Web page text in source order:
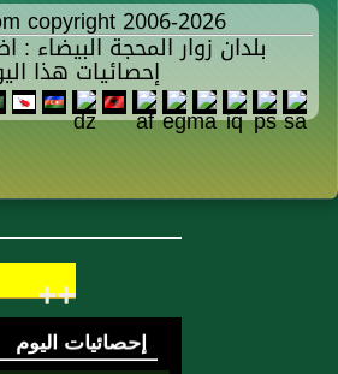
copyright 2006-2026
بلدان زوار المحجة
إحصائيات هذا
++